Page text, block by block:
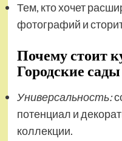
Тем, кто хочет
фотографий и
Почему стоит
Городские сады
Универсальность:
потенциал и
коллекции.